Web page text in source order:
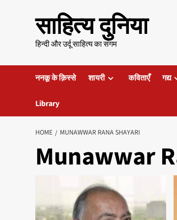
साहित्य दुनिया
हिन्दी और उर्दू साहित्य का संगम
ननकू के क़िस्से शायरी कविताएँ गद्य
Library
HOME MUNAWWAR RANA SHAYARI
Munawwar